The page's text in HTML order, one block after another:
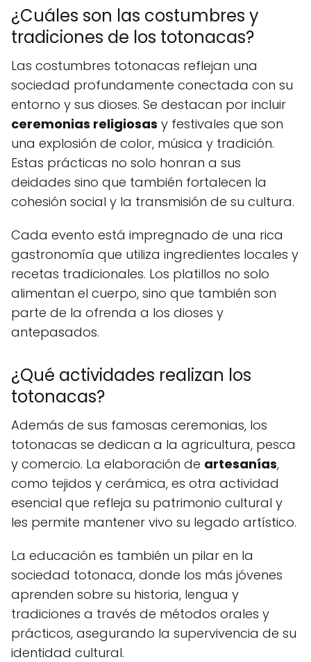
¿Cuáles son las costumbres y
tradiciones de los totonacas?
Las costumbres totonacas reflejan una
sociedad profundamente conectada con su
entorno y sus dioses. Se destacan por incluir
ceremonias religiosas y festivales que son
una explosión de color, música y tradición.
Estas prácticas no solo honran a sus
deidades sino que también fortalecen la
cohesión social y la transmisión de su cultura.
Cada evento está impregnado de una rica
gastronomía que utiliza ingredientes locales y
recetas tradicionales. Los platillos no solo
alimentan el cuerpo, sino que también son
parte de la ofrenda a los dioses y
antepasados.
¿Qué actividades realizan los
totonacas?
Además de sus famosas ceremonias, los
totonacas se dedican a la agricultura, pesca
y comercio. La elaboración de artesanías,
como tejidos y cerámica, es otra actividad
esencial que refleja su patrimonio cultural y
les permite mantener vivo su legado artístico.
La educación es también un pilar en la
sociedad totonaca, donde los más jóvenes
aprenden sobre su historia, lengua y
tradiciones a través de métodos orales y
prácticos, asegurando la supervivencia de su
identidad cultural.